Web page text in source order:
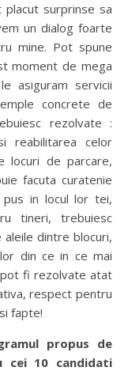
surprinse sa
un dialog foarte
mine. Pot spune
moment de mega
asiguram servicii
concrete de
rezolvate :
reabilitarea celor
locuri de parcare,
facuta curatenie
in locul lor tei,
tineri, trebuiesc
dintre blocuri,
din ce in ce mai
pot fi rezolvate atat
respect pentru
fapte!
propus de
cei 10 candidati